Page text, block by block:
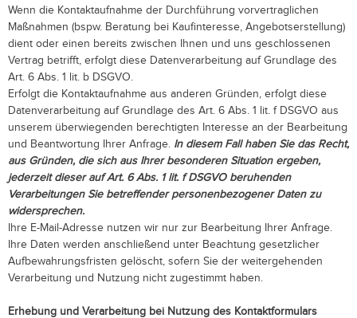
Wenn die Kontaktaufnahme der Durchführung vorvertraglichen
Maßnahmen (bspw. Beratung bei Kaufinteresse, Angebotserstellung)
dient oder einen bereits zwischen Ihnen und uns geschlossenen
Vertrag betrifft, erfolgt diese Datenverarbeitung auf Grundlage des
Art. 6 Abs. 1 lit. b DSGVO.
Erfolgt die Kontaktaufnahme aus anderen Gründen, erfolgt diese
Datenverarbeitung auf Grundlage des Art. 6 Abs. 1 lit. f DSGVO aus
unserem überwiegenden berechtigten Interesse an der Bearbeitung
und Beantwortung Ihrer Anfrage. In diesem Fall haben Sie das Recht,
aus Gründen, die sich aus Ihrer besonderen Situation ergeben,
jederzeit dieser auf Art. 6 Abs. 1 lit. f DSGVO beruhenden
Verarbeitungen Sie betreffender personenbezogener Daten zu
widersprechen.
Ihre E-Mail-Adresse nutzen wir nur zur Bearbeitung Ihrer Anfrage.
Ihre Daten werden anschließend unter Beachtung gesetzlicher
Aufbewahrungsfristen gelöscht, sofern Sie der weitergehenden
Verarbeitung und Nutzung nicht zugestimmt haben.
Erhebung und Verarbeitung bei Nutzung des Kontaktformulars